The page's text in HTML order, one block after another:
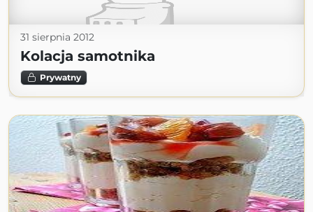
31 sierpnia 2012
Kolacja samotnika
Prywatny